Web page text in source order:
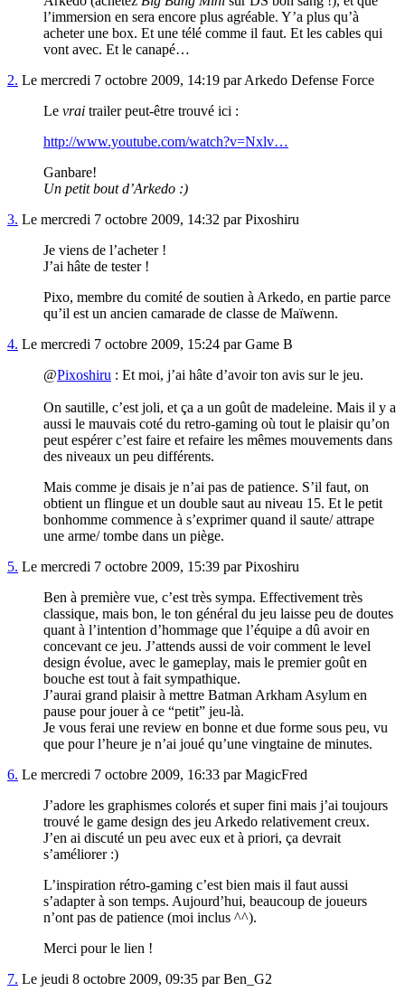
l’immersion en sera encore plus agréable. Y’a plus qu’à
acheter une box. Et une télé comme il faut. Et les cables qui
vont avec. Et le canapé…
2. Le mercredi 7 octobre 2009, 14:19 par Arkedo Defense Force
Le vrai trailer peut-être trouvé ici :
http://www.youtube.com/watch?v=Nxlv…
Ganbare!
Un petit bout d’Arkedo :)
3. Le mercredi 7 octobre 2009, 14:32 par Pixoshiru
Je viens de l’acheter !
J’ai hâte de tester !
Pixo, membre du comité de soutien à Arkedo, en partie parce
qu’il est un ancien camarade de classe de Maïwenn.
4. Le mercredi 7 octobre 2009, 15:24 par Game B
@Pixoshiru : Et moi, j’ai hâte d’avoir ton avis sur le jeu.
On sautille, c’est joli, et ça a un goût de madeleine. Mais il y a
aussi le mauvais coté du retro-gaming où tout le plaisir qu’on
peut espérer c’est faire et refaire les mêmes mouvements dans
des niveaux un peu différents.
Mais comme je disais je n’ai pas de patience. S’il faut, on
obtient un flingue et un double saut au niveau 15. Et le petit
bonhomme commence à s’exprimer quand il saute/ attrape
une arme/ tombe dans un piège.
5. Le mercredi 7 octobre 2009, 15:39 par Pixoshiru
Ben à première vue, c’est très sympa. Effectivement très
classique, mais bon, le ton général du jeu laisse peu de doutes
quant à l’intention d’hommage que l’équipe a dû avoir en
concevant ce jeu. J’attends aussi de voir comment le level
design évolue, avec le gameplay, mais le premier goût en
bouche est tout à fait sympathique.
J’aurai grand plaisir à mettre Batman Arkham Asylum en
pause pour jouer à ce “petit” jeu-là.
Je vous ferai une review en bonne et due forme sous peu, vu
que pour l’heure je n’ai joué qu’une vingtaine de minutes.
6. Le mercredi 7 octobre 2009, 16:33 par MagicFred
J’adore les graphismes colorés et super fini mais j’ai toujours
trouvé le game design des jeu Arkedo relativement creux.
J’en ai discuté un peu avec eux et à priori, ça devrait
s’améliorer :)
L’inspiration rétro-gaming c’est bien mais il faut aussi
s’adapter à son temps. Aujourd’hui, beaucoup de joueurs
n’ont pas de patience (moi inclus ^^).
Merci pour le lien !
7. Le jeudi 8 octobre 2009, 09:35 par Ben_G2